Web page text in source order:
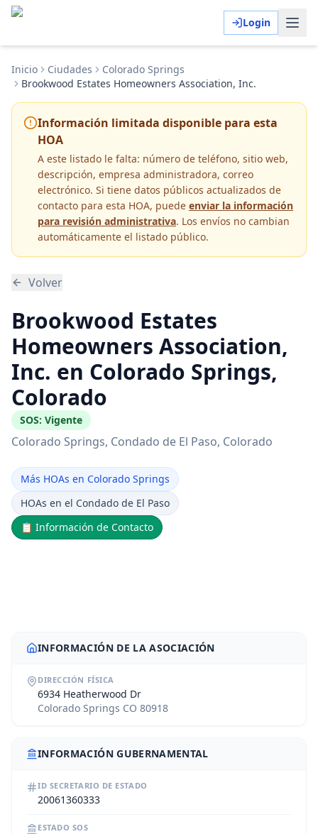
Login
Inicio Ciudades
Colorado Springs
Brookwood Estates Homeowners Association, Inc.
Información limitada disponible para esta
HOA
A este listado le falta: número de teléfono, sitio web,
descripción, empresa administradora, correo
electrónico. Si tiene datos públicos actualizados de
contacto para esta HOA, puede enviar la información
para revisión administrativa. Los envíos no cambian
automáticamente el listado público.
Volver
Brookwood Estates
Homeowners Association,
Inc. en Colorado Springs,
Colorado
SOS: Vigente
Colorado Springs, Condado de El Paso, Colorado
Más HOAs en Colorado Springs
HOAs en el Condado de El Paso
📋 Información de Contacto
INFORMACIÓN DE LA ASOCIACIÓN
DIRECCIÓN FÍSICA
6934 Heatherwood Dr
Colorado Springs CO 80918
INFORMACIÓN GUBERNAMENTAL
ID SECRETARIO DE ESTADO
20061360333
ESTADO SOS